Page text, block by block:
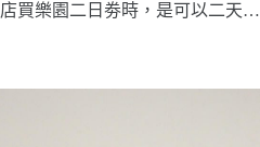
店買樂園二日劵時，是可以二天…